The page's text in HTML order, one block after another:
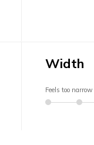
Width
Feels too narrow